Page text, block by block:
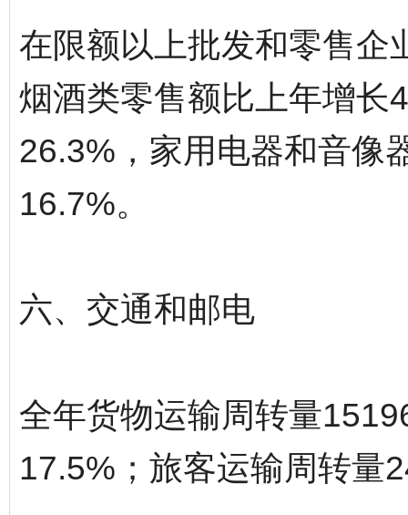
在限额以上批发和零售企
烟酒类零售额比上年增长
26.3%，家用电器和音像
16.7%。
六、交通和邮电
全年货物运输周转量
17.5%；旅客运输周转量